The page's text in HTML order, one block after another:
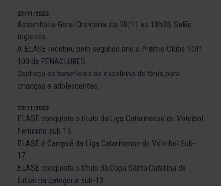
23/11/2022
Assembléia Geral Ordinária dia 28/11 às 18h30, Salão
Ingleses.
A ELASE recebeu pelo segundo ano o Prêmio Clube TOP
100 da FENACLUBES.
Conheça os benefícios da escolinha de tênis para
crianças e adolescentes.
22/11/2022
ELASE conquista o título da Liga Catarinense de Voleibol
Feminino sub 15.
ELASE é Campeã da Liga Catarinense de Voleibol Sub-
17.
ELASE conquista o título da Copa Santa Catarina de
futsal na categoria sub-13.